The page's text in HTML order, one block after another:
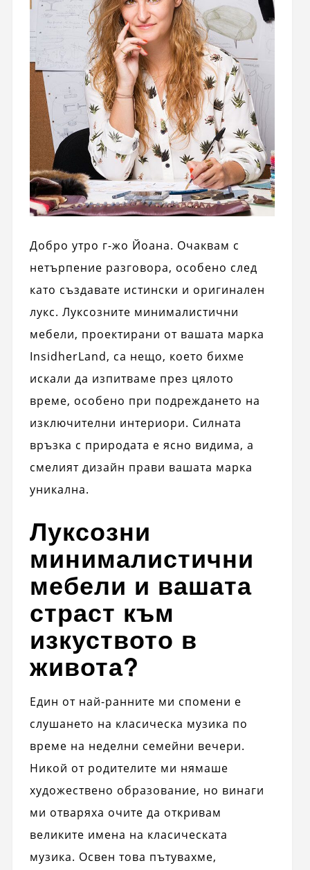
Добро утро г-жо Йоана. Очаквам с
нетърпение разговора, особено след
като създавате истински и оригинален
лукс. Луксозните минималистични
мебели, проектирани от вашата марка
InsidherLand, са нещо, което бихме
искали да изпитваме през цялото
време, особено при подреждането на
изключителни интериори. Силната
връзка с природата е ясно видима, а
смелият дизайн прави вашата марка
уникална.
Луксозни
минималистични
мебели и вашата
страст към
изкуството в
живота?
Един от най-ранните ми спомени е
слушането на класическа музика по
време на неделни семейни вечери.
Никой от родителите ми нямаше
художествено образование, но винаги
ми отваряха очите да откривам
великите имена на класическата
музика. Освен това пътувахме,